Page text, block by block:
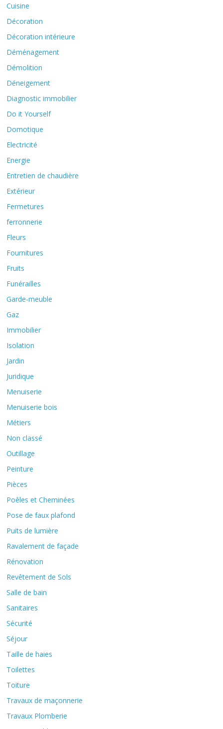
Cuisine
Décoration
Décoration intérieure
Déménagement
Démolition
Déneigement
Diagnostic immobilier
Do it Yourself
Domotique
Electricité
Energie
Entretien de chaudière
Extérieur
Fermetures
ferronnerie
Fleurs
Fournitures
Fruits
Funérailles
Garde-meuble
Gaz
Immobilier
Isolation
Jardin
Juridique
Menuiserie
Menuiserie bois
Métiers
Non classé
Outillage
Peinture
Pièces
Poêles et Cheminées
Pose de faux plafond
Puits de lumière
Ravalement de façade
Rénovation
Revêtement de Sols
Salle de bain
Sanitaires
Sécurité
Séjour
Taille de haies
Toilettes
Toiture
Travaux de maçonnerie
Travaux Plomberie